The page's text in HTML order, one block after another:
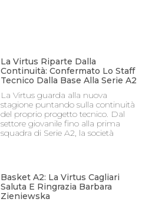
La Virtus Riparte Dalla
Continuità: Confermato Lo Staff
Tecnico Dalla Base Alla Serie A2
La Virtus guarda alla nuova
stagione puntando sulla continuità
del proprio progetto tecnico. Dal
settore giovanile fino alla prima
squadra di Serie A2, la società
Basket A2: La Virtus Cagliari
Saluta E Ringrazia Barbara
Zieniewska